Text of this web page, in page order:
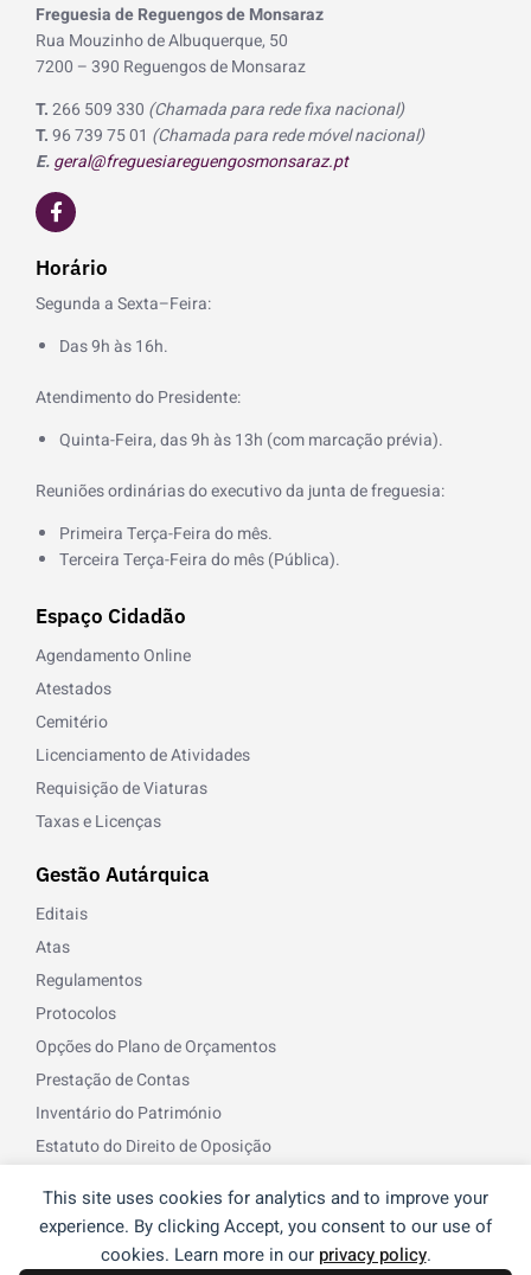
This site uses cookies for analytics and to improve your
experience. By clicking Accept, you consent to our use of
cookies. Learn more in our privacy policy.
Freguesia de Reguengos de Monsaraz
Rua Mouzinho de Albuquerque, 50
7200 – 390 Reguengos de Monsaraz
T.266 509 330 (Chamada para rede fixa nacional)
T.96 739 75 01 (Chamada para rede móvel nacional)
E.geral@freguesiareguengosmonsaraz.pt
F
a
c
e
b
o
o
k
Horário
Segunda a Sexta–Feira:
Das 9h às 16h.
Atendimento do Presidente:
Quinta-Feira, das 9h às 13h (com marcação prévia).
Reuniões ordinárias do executivo da junta de freguesia:
Primeira Terça-Feira do mês.
Terceira Terça-Feira do mês (Pública).
Espaço Cidadão
Agendamento Online
Atestados
Cemitério
Licenciamento de Atividades
Requisição de Viaturas
Taxas e Licenças
Gestão Autárquica
Editais
Atas
Regulamentos
Protocolos
Opções do Plano de Orçamentos
Prestação de Contas
Inventário do Património
Estatuto do Direito de Oposição
Recursos Humanos